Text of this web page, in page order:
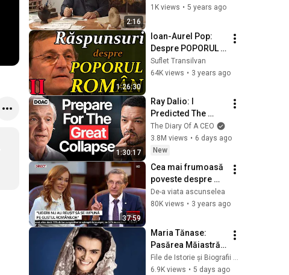
2:16
1K views • 5 years ago
1:26:30
Ioan-Aurel Pop:
Despre POPORUL
ROMÂN - Partea a
II-a
Suflet Transilvan
64K views • 3 years ago
1:30:17
Ray Dalio: I
Predicted The
2008 CRASH, I
Know What Comes
Next!
The Diary Of A CEO
3.8M views • 6 days ago
New
37:59
Cea mai frumoasă
poveste despre
poporul român, cu
prof. dr. Aurel Pop,
Academiei
Române
De-a viata ascunselea
80K views • 3 years ago
Maria Tănase:
Pasărea Măiastră
a cântecului
popular și
File de Istorie și Biografii Celebre
6.9K views • 5 days ago